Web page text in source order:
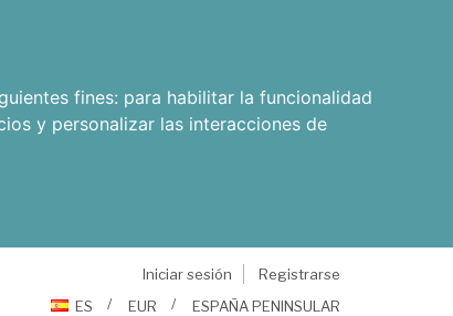
fines: para habilitar la funcionalidad
y personalizar las interacciones de
Iniciar sesión
Registrarse
ES
EUR ESPAÑA PENINSULAR